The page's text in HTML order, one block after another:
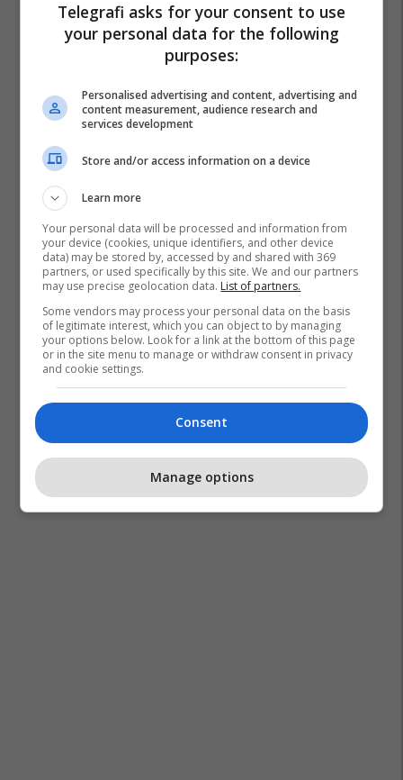
Vlen
Telegrafi asks for your consent to use
your personal data for the following
purposes:
Personalised advertising and content, advertising and
content measurement, audience research and
services development
Store and/or access information on a device
Learn more
Your personal data will be processed and information from
your device (cookies, unique identifiers, and other device
data) may be stored by, accessed by and shared with 369
partners, or used specifically by this site. We and our partners
may use precise geolocation data. List of partners.
Some vendors may process your personal data on the basis
of legitimate interest, which you can object to by managing
your options below. Look for a link at the bottom of this page
or in the site menu to manage or withdraw consent in privacy
and cookie settings.
Consent
Manage options